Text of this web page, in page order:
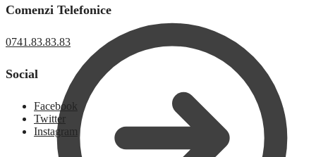
Comenzi Telefonice
0741.83.83.83
Social
Facebook
Twitter
Instagram